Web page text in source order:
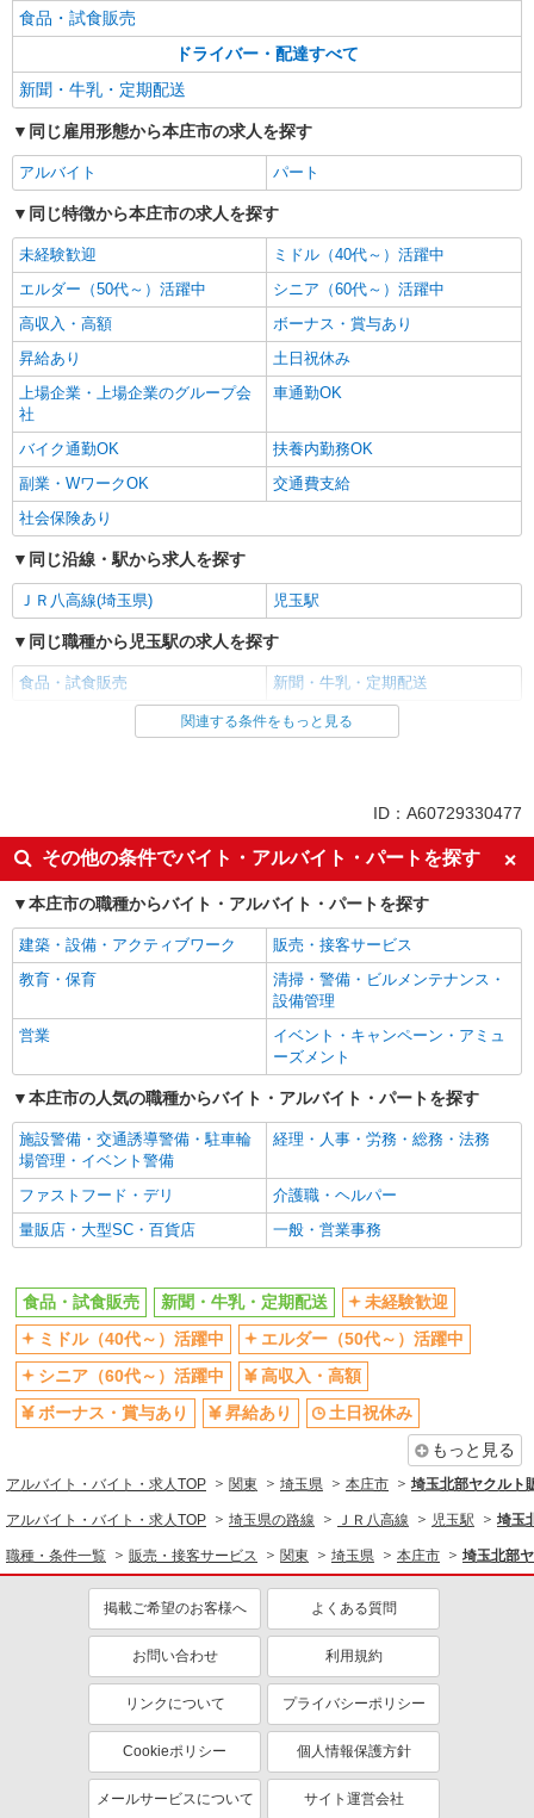
食品・試食販売
ドライバー・配達すべて
新聞・牛乳・定期配送
同じ雇用形態から本庄市の求人を探す
アルバイト パート
同じ特徴から本庄市の求人を探す
未経験歓迎
ミドル（40代～）活躍中
エルダー（50代～）活躍中
シニア（60代～）活躍中
高収入・高額
ボーナス・賞与あり
昇給あり
土日祝休み
上場企業・上場企業のグループ会
社
車通勤OK
バイク通勤OK
扶養内勤務OK
副業・WワークOK
交通費支給
社会保険あり
同じ沿線・駅から求人を探す
ＪＲ八高線(埼玉県) 児玉駅
同じ職種から児玉駅の求人を探す
食品・試食販売 新聞・牛乳・定期配送
同じ雇用形態から児玉駅の求人を探す
未経験歓迎
ミドル（40代～）活躍中
エルダー（50代～）活躍中
シニア（60代～）活躍中
高収入・高額
ボーナス・賞与あり
昇給あり
土日祝休み
上場企業・上場企業のグループ会
車通勤OK
バイク通勤OK
扶養内勤務OK
副業・WワークOK
交通費支給
社会保険あり
同じ職種から求人を探す
販売・接客サービス
食品・試食販売
同じ特徴から求人を探す
未経験歓迎
ミドル（40代～）活躍中
ボーナス・賞与あり
土日祝休み
上場企業・上場企業のグループ会
車通勤OK
副業・WワークOK
関連する条件をもっと見る
ID：A60729330477
その他の条件でバイト・アルバイト・パートを探す
本庄市の職種からバイト・アルバイト・パートを探す
建築・設備・アクティブワーク
販売・接客サービス
教育・保育
清掃・警備・ビルメンテナンス・
設備管理
営業
イベント・キャンペーン・アミュ
ーズメント
本庄市の人気の職種からバイト・アルバイト・パートを探す
施設警備・交通誘導警備・駐車輪
場管理・イベント警備
経理・人事・労務・総務・法務
ファストフード・デリ
介護職・ヘルパー
量販店・大型SC・百貨店
一般・営業事務
食品・試食販売 新聞・牛乳・定期配送
未経験歓迎
ミドル（40代～）活躍中
エルダー（50代～）活躍中
シニア（60代～）活躍中
高収入・高額
ボーナス・賞与あり
昇給あり
土日祝休み
もっと見る
アルバイト・バイト・求人TOP 関東 埼玉県 本庄市 埼玉北部ヤクルト
アルバイト・バイト・求人TOP 埼玉県の路線 ＪＲ八高線 児玉駅 埼玉
職種・条件一覧 販売・接客サービス 関東 埼玉県 本庄市 埼玉北部
掲載ご希望のお客様へ よくある質問
お問い合わせ 利用規約
リンクについて プライバシーポリシー
Cookieポリシー 個人情報保護方針
メールサービスについて サイト運営会社